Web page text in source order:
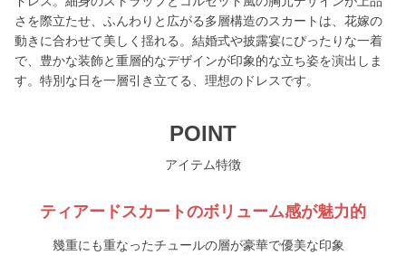
さを際立たせ、ふんわりと広がる多層構造のスカートは、花嫁の
動きに合わせて美しく揺れる。結婚式や披露宴にぴったりな一着
で、豊かな装飾と重層的なデザインが印象的な立ち姿を演出しま
す。特別な日を一層引き立てる、理想のドレスです。
POINT
アイテム特徴
ティアードスカートのボリューム感が魅力的
幾重にも重なったチュールの層が豪華で優美な印象